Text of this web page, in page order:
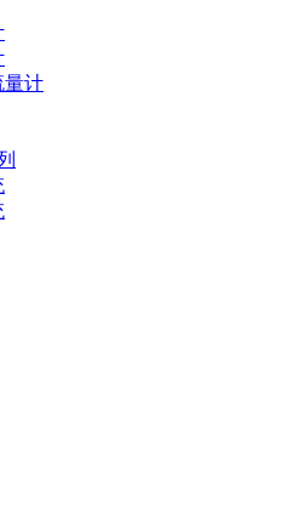
量计